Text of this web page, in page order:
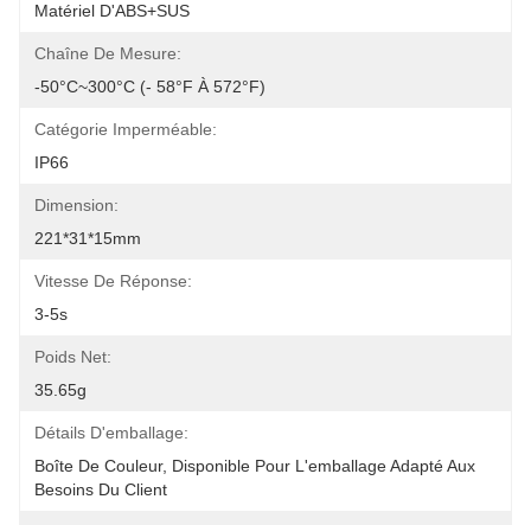
Matériel D'ABS+SUS
Chaîne De Mesure:
-50°C~300°C (- 58°F À 572°F)
Catégorie Imperméable:
IP66
Dimension:
221*31*15mm
Vitesse De Réponse:
3-5s
Poids Net:
35.65g
Détails D'emballage:
Boîte De Couleur, Disponible Pour L'emballage Adapté Aux
Besoins Du Client